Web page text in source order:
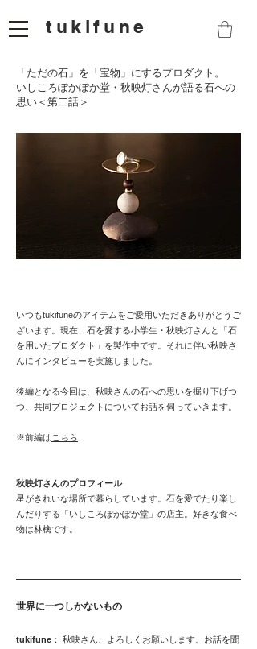
tukifune
「ただの石」を「宝物」にするプロダクト。
いしころぽかぽか堂・秋映灯さんが語る石への
思い＜第二話＞
いつもtukifuneのアイテムをご愛用いただきありがとうご
ざいます。現在、石を愛する小学生・秋映灯さんと「石
を用いたプロダクト」を製作中です。それに伴い秋映さ
んにインタビューを実施しました。
後編となる今回は、秋映さんの石への思いを掘り下げつ
つ、共同プロジェクトについてお話を伺っていきます。
※前編はこちら
秋映灯さんのプロフィール
星がきれいな場所で暮らしています。石を愛でたり楽し
んだりする「いしころぽかぽか堂」の店主。好きな食べ
物は林檎です。
世界に一つしかないもの
tukifune ： 秋映さん、よろしくお願いします。お話を聞